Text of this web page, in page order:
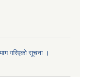
गरिएको सूचना ।